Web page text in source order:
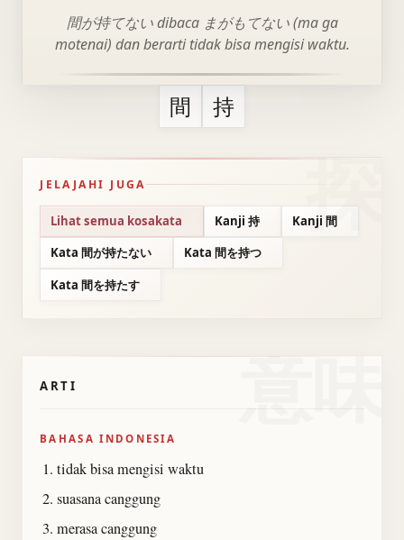
間が持てない dibaca まがもてない (ma ga
motenai) dan berarti tidak bisa mengisi waktu.
間 持
JELAJAHI JUGA
Lihat semua kosakata Kanji 持
Kanji 間
Kata 間が持たない
Kata 間を持つ
Kata 間を持たす
意味
ARTI
BAHASA INDONESIA
tidak bisa mengisi waktu
suasana canggung
merasa canggung